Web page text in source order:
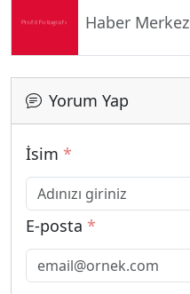
Haber
Yorum Yap
İsim *
E-posta *